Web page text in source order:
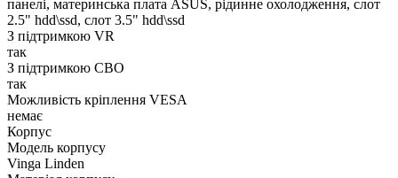
панелі, материнська плата ASUS, рідинне охолодження, слот
2.5" hdd\ssd, слот 3.5" hdd\ssd
З підтримкою VR
так
З підтримкою СВО
так
Можливість кріплення VESA
немає
Корпус
Модель корпусу
Vinga Linden